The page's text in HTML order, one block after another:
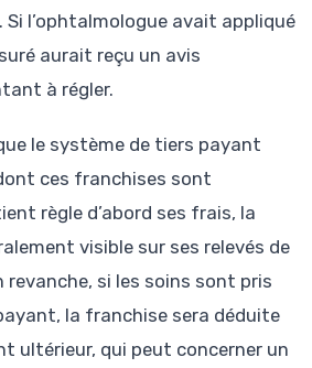
l’ophtalmologue avait appliqué
aurait reçu un avis
à régler.
le système de tiers payant
ces franchises sont
règle d’abord ses frais, la
visible sur ses relevés de
revanche, si les soins sont pris
la franchise sera déduite
ultérieur, qui peut concerner un